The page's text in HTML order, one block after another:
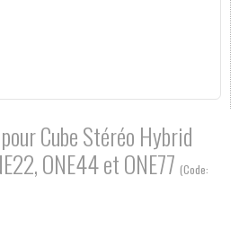
Cube Stéréo Hybrid
ONE44 et ONE77(Code: